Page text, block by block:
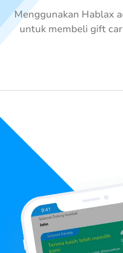
Menggunakan Hablax
untuk membeli gift